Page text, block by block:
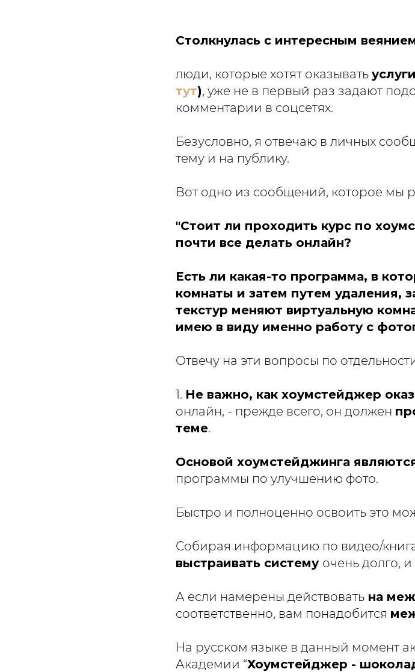
Столкнулась с интересным
люди, которые хотят оказывать
тут), уже не в первый раз задают
комментарии в соцсетях.
Безусловно, я отвечаю в личных
тему и на публику.
Вот одно из сообщений, которое мы
"Стоит ли проходить курс по
почти все делать онлайн?
Есть ли какая-то программа, в
комнаты и затем путем удаления,
текстур меняют виртуальную
имею в виду именно работу с
Отвечу на эти вопросы по
1. Не важно, как хоумстейджер
онлайн, - прежде всего, он должен
теме.
Основой хоумстейджинга
программы по улучшению фото.
Быстро и полноценно освоить это
Собирая информацию по видео/
выстраивать систему очень долго,
А если намерены действовать на
соответственно, вам понадобится
На русском языке в данный момент
Академии “Хоумстейджер -